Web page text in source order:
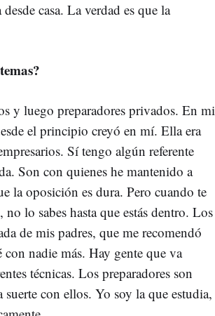
casa. La verdad es que la
y luego preparadores privados. En mi
el principio creyó en mí. Ella era
Sí tengo algún referente
Son con quienes he mantenido a
la oposición es dura. Pero cuando te
lo sabes hasta que estás dentro. Los
de mis padres, que me recomendó
nadie más. Hay gente que va
técnicas. Los preparadores son
con ellos. Yo soy la que estudia,